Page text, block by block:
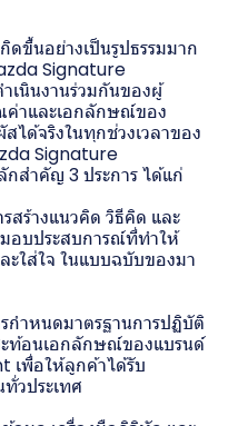
ขึ้นอย่างเป็นรูปธรรมมาก
Signature
เนินงานร่วมกันของผู้
ค่าและเอกลักษณ์ของ
ได้จริงในทุกช่วงเวลาของ
Signature
สำคัญ 3 ประการ ได้แก่
างแนวคิด วิธีคิด และ
อบประสบการณ์ที่ทำให้
ะใส่ใจ ในแบบฉบับของมา
หนดมาตรฐานการปฏิบัติ
ท้อนเอกลักษณ์ของแบรนด์
เพื่อให้ลูกค้าได้รับ
วประเทศ